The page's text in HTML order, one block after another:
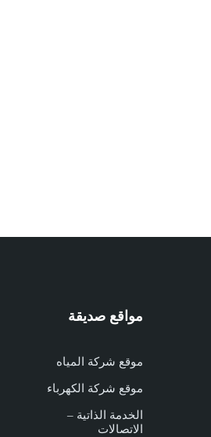
مواقع صديقة
موقع شركة المياه
موقع شركة الكهرباء
الخدمة الذاتية –
الاتصالات